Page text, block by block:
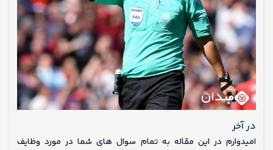
در آخر
امیدوارم در این مقاله به تمام سوال های شما در مورد وظایف